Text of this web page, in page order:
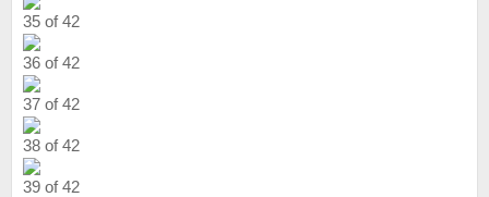
35 of 42
36 of 42
37 of 42
38 of 42
39 of 42